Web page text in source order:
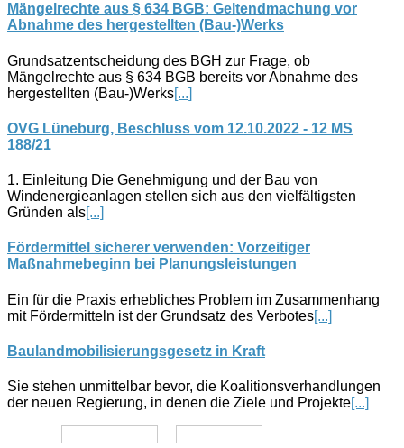
Mängelrechte aus § 634 BGB: Geltendmachung vor
Abnahme des hergestellten (Bau-)Werks
Grundsatzentscheidung des BGH zur Frage, ob
Mängelrechte aus § 634 BGB bereits vor Abnahme des
hergestellten (Bau-)Werks[...]
OVG Lüneburg, Beschluss vom 12.10.2022 - 12 MS
188/21
1. Einleitung Die Genehmigung und der Bau von
Windenergieanlagen stellen sich aus den vielfältigsten
Gründen als[...]
Fördermittel sicherer verwenden: Vorzeitiger
Maßnahmebeginn bei Planungsleistungen
Ein für die Praxis erhebliches Problem im Zusammenhang
mit Fördermitteln ist der Grundsatz des Verbotes[...]
Baulandmobilisierungsgesetz in Kraft
Sie stehen unmittelbar bevor, die Koalitionsverhandlungen
der neuen Regierung, in denen die Ziele und Projekte[...]